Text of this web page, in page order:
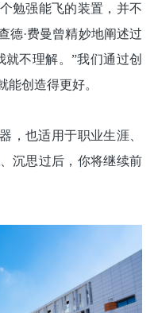
勉强能飞的装置，并不
德·费曼曾精妙地阐述过
不理解。”我们通过创
能创造得更好。
，也适用于职业生涯、
沉思过后，你将继续前